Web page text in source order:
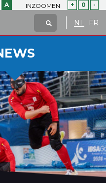
A INZOOMEN + 0 -
NL FR